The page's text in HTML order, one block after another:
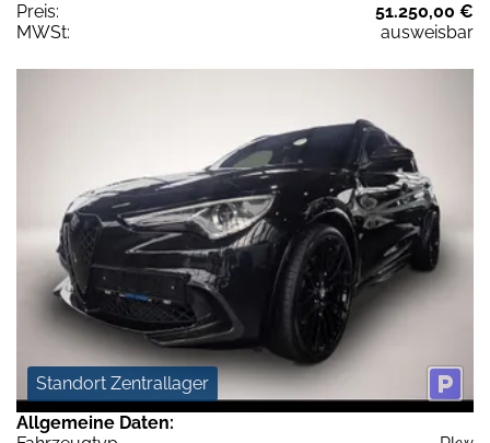
Preis:
51.250,00 €
MWSt:
ausweisbar
Standort Zentrallager
Allgemeine Daten: